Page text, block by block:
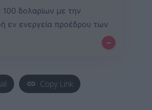
100 δολαρίων με την
ενεργεία προέδρου των
–
Copy Link